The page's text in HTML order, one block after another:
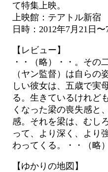
て特集上映。
上映館：テアトル新宿
日時：2012年7月21日
【レビュー】
・・（略）・・。その
（ヤン監督）は自らの
しい彼女は、五歳で実
る。生きているけれど
くなった梁の喪失感と
感。それを梁は、むし
って、より深く、より
わってくる。・・（略
【ゆかりの地図】